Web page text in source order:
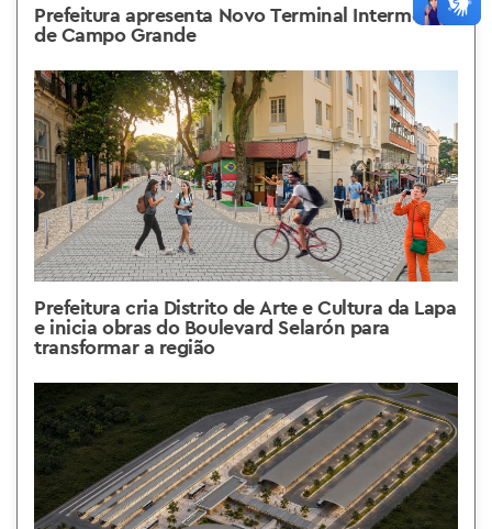
Prefeitura apresenta Novo Terminal Intermodal
de Campo Grande
Prefeitura cria Distrito de Arte e Cultura da Lapa
e inicia obras do Boulevard Selarón para
transformar a região